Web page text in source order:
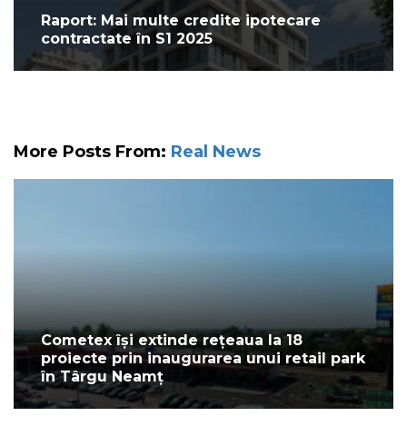
Raport: Mai multe credite ipotecare
contractate în S1 2025
More Posts From: Real News
Cometex își extinde rețeaua la 18
proiecte prin inaugurarea unui retail park
în Târgu Neamț